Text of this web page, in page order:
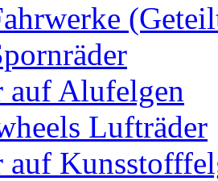
auf Alufelgen
Lufträder
auf